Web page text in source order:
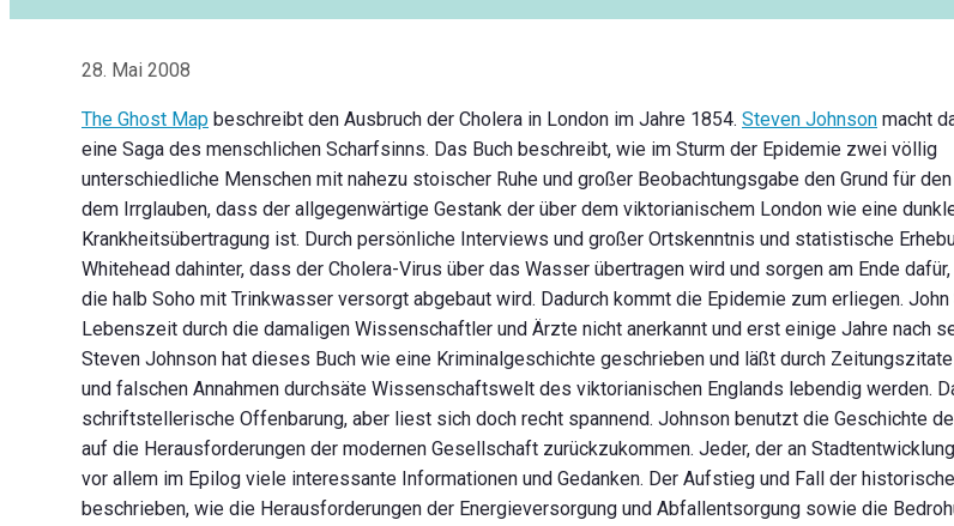
28. Mai 2008
The Ghost Map beschreibt den Ausbruch der Cholera in London im Jahre 1854. Steven Johnson macht
eine Saga des menschlichen Scharfsinns. Das Buch beschreibt, wie im Sturm der Epidemie zwei völlig
unterschiedliche Menschen mit nahezu stoischer Ruhe und großer Beobachtungsgabe den Grund für
dem Irrglauben, dass der allgegenwärtige Gestank der über dem viktorianischem London wie eine
Krankheitsübertragung ist. Durch persönliche Interviews und großer Ortskenntnis und statistische
Whitehead dahinter, dass der Cholera-Virus über das Wasser übertragen wird und sorgen am Ende
die halb Soho mit Trinkwasser versorgt abgebaut wird. Dadurch kommt die Epidemie zum erliegen.
Lebenszeit durch die damaligen Wissenschaftler und Ärzte nicht anerkannt und erst einige Jahre nach
Steven Johnson hat dieses Buch wie eine Kriminalgeschichte geschrieben und läßt durch
und falschen Annahmen durchsäte Wissenschaftswelt des viktorianischen Englands lebendig werden.
schriftstellerische Offenbarung, aber liest sich doch recht spannend. Johnson benutzt die Geschichte
auf die Herausforderungen der modernen Gesellschaft zurückzukommen. Jeder, der an
vor allem im Epilog viele interessante Informationen und Gedanken. Der Aufstieg und Fall der
beschrieben, wie die Herausforderungen der Energieversorgung und Abfallentsorgung sowie die